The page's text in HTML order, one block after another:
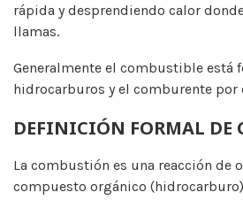
rápida y desprendiendo calor
llamas.
Generalmente el combustible está
hidrocarburos y el comburente por
DEFINICIÓN FORMAL DE
La combustión es una reacción de
compuesto orgánico